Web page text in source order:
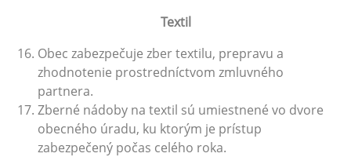
Textil
Obec zabezpečuje zber textilu, prepravu a
zhodnotenie prostredníctvom zmluvného
partnera.
Zberné nádoby na textil sú umiestnené vo dvore
obecného úradu, ku ktorým je prístup
zabezpečený počas celého roka.